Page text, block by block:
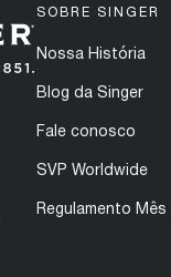
SOBRE SINGER
Nossa História
Blog da Singer
Fale conosco
SVP Worldwide
Regulamento Mês